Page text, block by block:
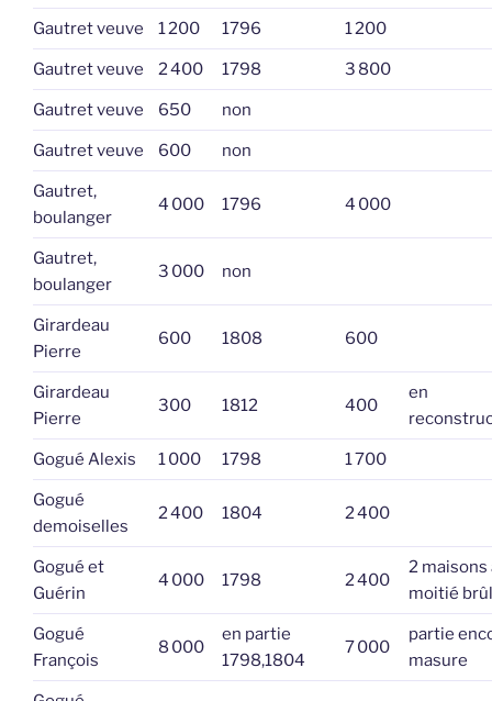
Gautret veuve 1 200 1796 1 200
Gautret veuve 2 400 1798 3 800
Gautret veuve 650 non
Gautret veuve 600 non
Gautret,
boulanger
4 000 1796 4 000
Gautret,
boulanger
3 000 non
Girardeau
Pierre
600 1808 600
Girardeau
Pierre
300 1812 400
en
Gogué Alexis 1 000 1798 1 700
Gogué
demoiselles
2 400 1804 2 400
Gogué et
Guérin
4 000 1798 2 400
2 maisons
moitié
Gogué
François
8 000
en partie
1798,1804
7 000
partie
masure